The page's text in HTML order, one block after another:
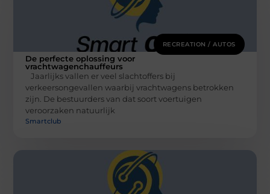
RECREATION / AUTOS
De perfecte oplossing voor
vrachtwagenchauffeurs
Jaarlijks vallen er veel slachtoffers bij
verkeersongevallen waarbij vrachtwagens betrokken
zijn. De bestuurders van dat soort voertuigen
veroorzaken natuurlijk
Smartclub